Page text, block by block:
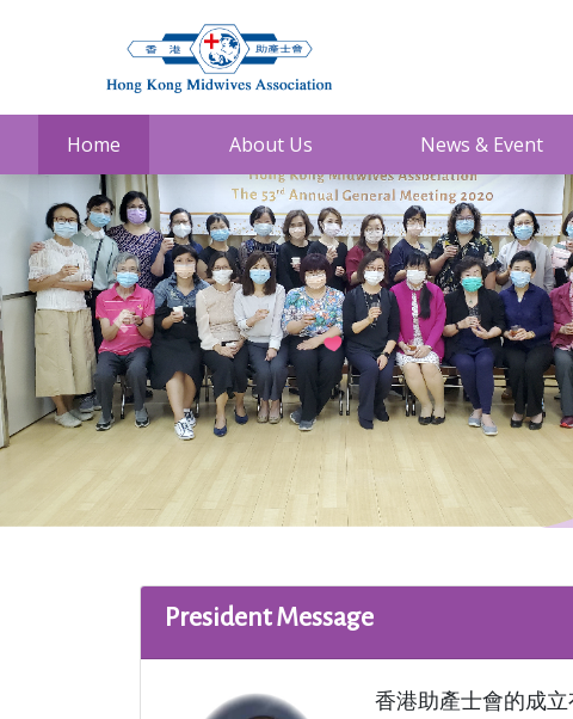
Home About Us News & Event
Previous
President Message
香港助產士會的成